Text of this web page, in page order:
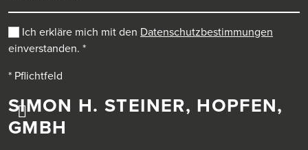
SIMON H. STEINER, HOPFEN,
GMBH
Ich erkläre mich mit den Datenschutzbestimmungen
einverstanden. *
* Pflichtfeld